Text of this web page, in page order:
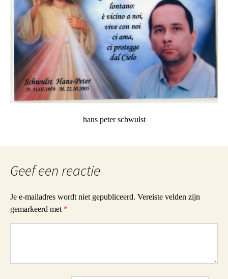
hans peter schwulst
Geef een reactie
Je e-mailadres wordt niet gepubliceerd. Vereiste velden zijn
gemarkeerd met *